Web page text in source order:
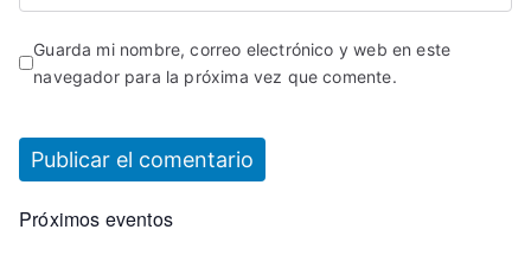
Guarda mi nombre, correo electrónico y web en este
navegador para la próxima vez que comente.
Próximos eventos